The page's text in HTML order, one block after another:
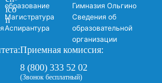
образование
Магистратура
Аспирантура
Гимназия Ольгино
Сведения об
образовательной
организации
Приемная комиссия:
8 (800) 333 52 02
(Звонок бесплатный)